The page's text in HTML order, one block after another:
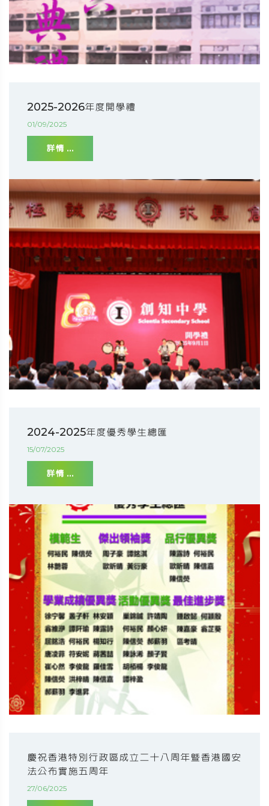
2025-2026年度開學禮
01/09/2025
詳情 ...
2024-2025年度優秀學生總匯
15/07/2025
詳情 ...
慶祝香港特別行政區成立二十八周年暨香港國安
法公布實施五周年
27/06/2025